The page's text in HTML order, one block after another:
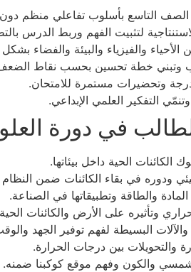
التاسع بأسلوب تفاعلي منظم
لتثبيت الفهم وربط الدرس
الأحياء والفيزياء والبيئة والفضاء
وتبني خطة تحسين بحسب نقاط
وتحضيرات مستمرة للامتحان.
التفكير العلمي الإبداعي.
في دورة
الكائنات الحية داخل بيئاتها.
ودوره في بقاء الكائنات ضمن
والطاقة وتطبيقاتها في الصناعة.
وتأثيره على الأرض والكائنات
البسيطة لفهم توفير الجهد
والتحويلات بين درجات الحرارة.
والكون وفهم موقع كوكبنا ضمنه.